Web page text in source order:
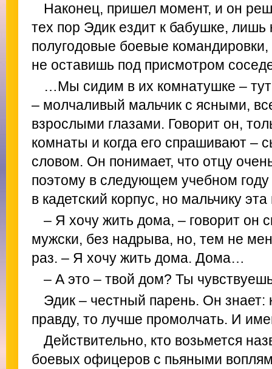
Наконец, пришел момент, и он
тех пор Эдик ездит к бабушке, лишь
полугодовые боевые
не оставишь под присмотром
…Мы сидим в их комнатушке –
– молчаливый мальчик с ясными,
взрослыми глазами. Говорит он,
комнаты и когда его спрашивают –
словом. Он понимает, что отцу
поэтому в следующем учебном году
в кадетский корпус, но мальчику
– Я хочу жить дома, – говорит он
мужски, без надрыва, но, тем не
раз. – Я хочу жить дома. Дома…
– А это – твой дом? Ты
Эдик – честный парень. Он знает:
правду, то лучше промолчать. И
Действительно, кто возьмется
боевых офицеров с пьяными